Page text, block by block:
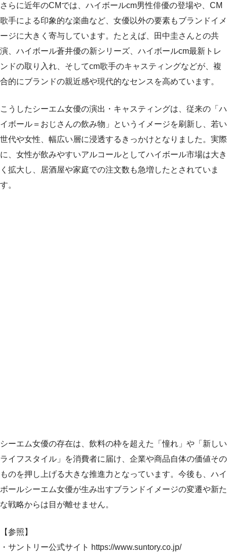
さらに近年のCMでは、ハイボールcm男性俳優の登場や、CM
歌手による印象的な楽曲など、女優以外の要素もブランドイメ
ージに大きく寄与しています。たとえば、田中圭さんとの共
演、ハイボール蒼井優の新シリーズ、ハイボールcm最新トレ
ンドの取り入れ、そしてcm歌手のキャスティングなどが、複
合的にブランドの親近感や現代的なセンスを高めています。
こうしたシーエム女優の演出・キャスティングは、従来の「ハ
イボール＝おじさんの飲み物」というイメージを刷新し、若い
世代や女性、幅広い層に浸透するきっかけとなりました。実際
に、女性が飲みやすいアルコールとしてハイボール市場は大き
く拡大し、居酒屋や家庭での注文数も急増したとされていま
す。
シーエム女優の存在は、飲料の枠を超えた「憧れ」や「新しい
ライフスタイル」を消費者に届け、企業や商品自体の価値その
ものを押し上げる大きな推進力となっています。今後も、ハイ
ボールシーエム女優が生み出すブランドイメージの変遷や新た
な戦略からは目が離せません。
【参照】
・サントリー公式サイト https://www.suntory.co.jp/